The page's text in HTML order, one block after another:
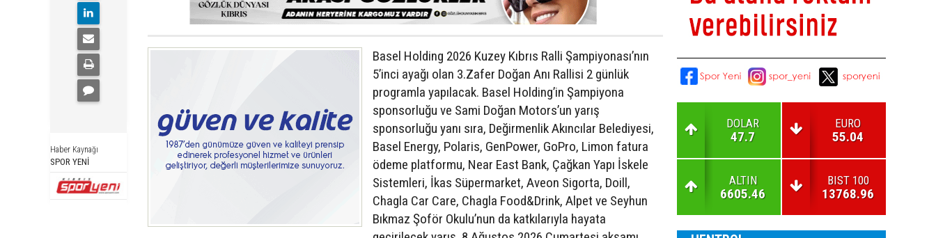
Haber Kaynağı
SPOR YENİ
Basel Holding 2026 Kuzey Kıbrıs Ralli Şampiyonası’nın
5’inci ayağı olan 3.Zafer Doğan Anı Rallisi 2 günlük
programla yapılacak. Basel Holding’in Şampiyona
sponsorluğu ve Sami Doğan Motors’un yarış
sponsorluğu yanı sıra, Değirmenlik Akıncılar Belediyesi,
Basel Energy, Polaris, GenPower, GoPro, Limon fatura
ödeme platformu, Near East Bank, Çağkan Yapı İskele
Sistemleri, İkas Süpermarket, Aveon Sigorta, Doill,
Chagla Car Care, Chagla Food&Drink, Alpet ve Seyhun
Bıkmaz Şoför Okulu’nun da katkılarıyla hayata
DOLAR
47.7
EURO
55.04
ALTIN
6605.46
BIST 100
13768.96